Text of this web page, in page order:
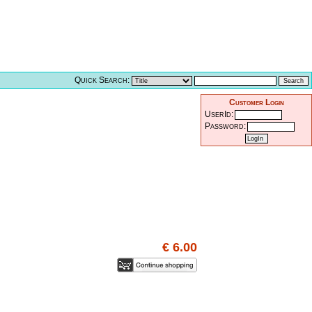
Quick Search:
€ 6.00
Customer Login
UserId:
Password: